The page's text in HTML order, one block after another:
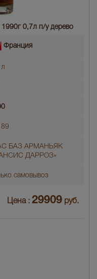
0,7л п/у дерево
Франция
БАЗ АРМАНЬЯК
ДАРРОЗ»
самовывоз
Цена : 29909 руб.